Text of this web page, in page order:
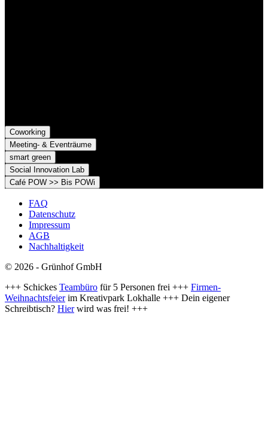
Coworking
Meeting- & Eventräume
smart green
Social Innovation Lab
Café POW >> Bis POWi
FAQ
Datenschutz
Impressum
AGB
Nachhaltigkeit
© 2026 - Grünhof GmbH
+++ Schickes Teambüro für 5 Personen frei +++ Firmen-
Weihnachtsfeierim Kreativpark Lokhalle +++ Dein eigener
Schreibtisch? Hierwird was frei! +++